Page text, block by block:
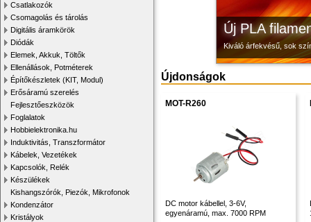
Csatlakozók
Csomagolás és tárolás
Digitális áramkörök
Diódák
Elemek, Akkuk, Töltők
Ellenállások, Potméterek
Építőkészletek (KIT, Modul)
Erősáramú szerelés
Fejlesztőeszközök
Foglalatok
Hobbielektronika.hu
Induktivitás, Transzformátor
Kábelek, Vezetékek
Kapcsolók, Relék
Készülékek
Kishangszórók, Piezók, Mikrofonok
Kondenzátor
Kristályok
Új PLA
Kiváló árfekvésű, sok
Újdonságok
MOT-R260
DC motor kábellel, 3-6V,
egyenáramú, max. 7000 RPM